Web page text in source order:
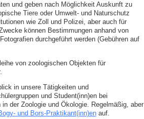
und geben nach Möglichkeit Auskunft zu
Tiere oder Umwelt- und Naturschutz
wie Zoll und Polizei, aber auch für
können Bestimmungen anhand von
durchgeführt werden (Gebühren auf
von zoologischen Objekten für
in unsere Tätigkeiten und
und Student(inn)en bei
der Zoologie und Ökologie. Regelmäßig, aber
und Bors-Praktikant(inn)enauf.